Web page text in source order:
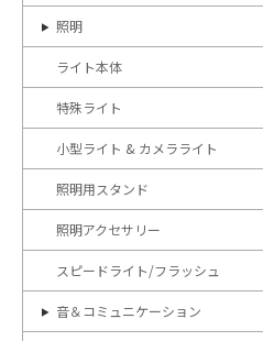
照明
ライト本体
特殊ライト
小型ライト & カメラライト
照明用スタンド
照明アクセサリー
スピードライト/フラッシュ
音＆コミュニケーション